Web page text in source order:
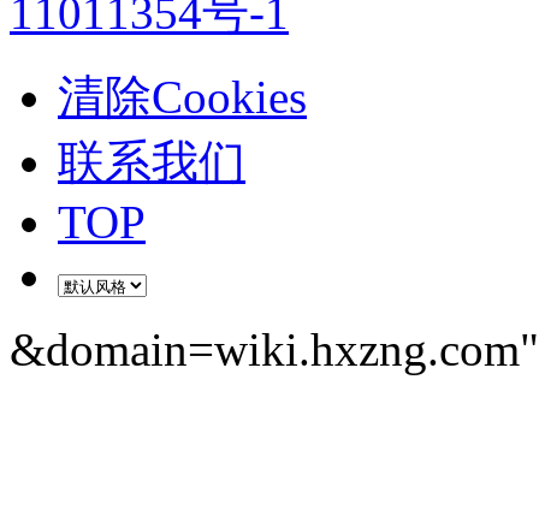
11011354号-1
清除Cookies
联系我们
TOP